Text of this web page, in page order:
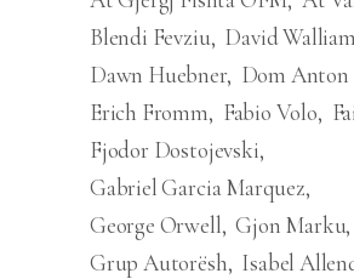
Blendi Fevziu David
Dawn Huebner Dom Anton
Erich Fromm
Fabio Volo
Fjodor Dostojevski
Gabriel Garcia Marquez
George Orwell Gjon Marku
Grup Autorësh Isabel